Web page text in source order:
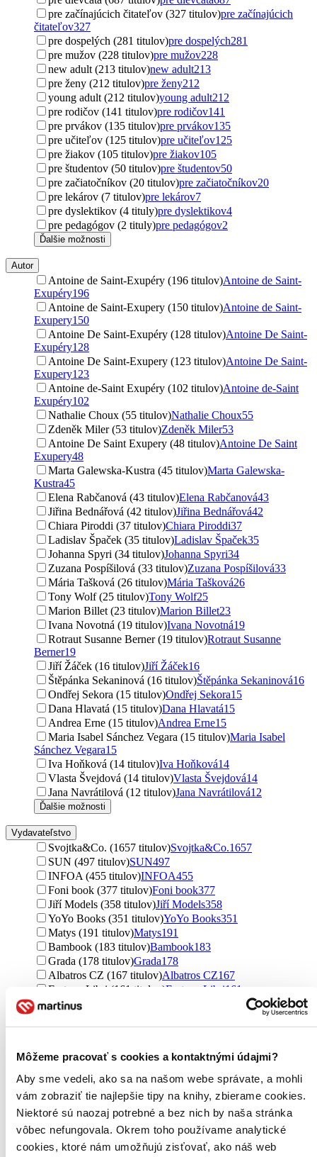
Môžeme pracovať s cookies a kontaktnými údajmi?
Aby sme vedeli, ako sa na našom webe správate, a mohli
vám zobraziť tie najlepšie tipy na knihy, zbierame cookies.
Niektoré sú naozaj potrebné a bez nich by naša stránka
vôbec nefungovala. Okrem toho používame analytické
cookies, ktoré nám umožňujú zisťovať, ako náš web
pre začínajúcich čitateľov (327 titulov)pre začínajúcich
čitateľov327
pre dospelých (281 titulov)pre dospelých281
pre mužov (228 titulov)pre mužov228
new adult (213 titulov)new adult213
pre ženy (212 titulov)pre ženy212
young adult (212 titulov)young adult212
pre rodičov (141 titulov)pre rodičov141
pre prvákov (135 titulov)pre prvákov135
pre učiteľov (125 titulov)pre učiteľov125
pre žiakov (105 titulov)pre žiakov105
pre študentov (50 titulov)pre študentov50
pre začiatočníkov (20 titulov)pre začiatočníkov20
pre lekárov (7 titulov)pre lekárov7
pre dyslektikov (4 tituly)pre dyslektikov4
pre pedagógov (2 tituly)pre pedagógov2
Ďalšie možnosti
Autor
Antoine de Saint-Exupéry (196 titulov)Antoine de Saint-
Exupéry196
Antoine de Saint-Exupery (150 titulov)Antoine de Saint-
Exupery150
Antoine De Saint-Exupéry (128 titulov)Antoine De Saint-
Exupéry128
Antoine De Saint-Exupery (123 titulov)Antoine De Saint-
Exupery123
Antoine de-Saint Exupéry (102 titulov)Antoine de-Saint
Exupéry102
Nathalie Choux (55 titulov)Nathalie Choux55
Zdeněk Miler (53 titulov)Zdeněk Miler53
Antoine De Saint Exupery (48 titulov)Antoine De Saint
Exupery48
Marta Galewska-Kustra (45 titulov)Marta Galewska-
Kustra45
Elena Rabčanová (43 titulov)Elena Rabčanová43
Jiřina Bednářová (42 titulov)Jiřina Bednářová42
Chiara Piroddi (37 titulov)Chiara Piroddi37
Ladislav Špaček (35 titulov)Ladislav Špaček35
Johanna Spyri (34 titulov)Johanna Spyri34
Zuzana Pospíšilová (33 titulov)Zuzana Pospíšilová33
Mária Tašková (26 titulov)Mária Tašková26
Tony Wolf (25 titulov)Tony Wolf25
Marion Billet (23 titulov)Marion Billet23
Ivana Novotná (19 titulov)Ivana Novotná19
Rotraut Susanne Berner (19 titulov)Rotraut Susanne
Berner19
Jiří Žáček (16 titulov)Jiří Žáček16
Štěpánka Sekaninová (16 titulov)Štěpánka Sekaninová16
Ondřej Sekora (15 titulov)Ondřej Sekora15
Dana Hlavatá (15 titulov)Dana Hlavatá15
Andrea Erne (15 titulov)Andrea Erne15
Maria Isabel Sánchez Vegara (15 titulov)Maria Isabel
Sánchez Vegara15
Iva Hoňková (14 titulov)Iva Hoňková14
Vlasta Švejdová (14 titulov)Vlasta Švejdová14
Jana Navrátilová (12 titulov)Jana Navrátilová12
Ďalšie možnosti
Vydavateľstvo
Svojtka&Co. (1657 titulov)Svojtka&Co.1657
SUN (497 titulov)SUN497
INFOA (455 titulov)INFOA455
Foni book (377 titulov)Foni book377
Jiří Models (358 titulov)Jiří Models358
YoYo Books (351 titulov)YoYo Books351
Matys (191 titulov)Matys191
Bambook (183 titulov)Bambook183
Grada (178 titulov)Grada178
Albatros CZ (167 titulov)Albatros CZ167
Fortuna Libri (161 titulov)Fortuna Libri161
Slovart (153 titulov)
Ella & Max (125 titulov)Ella & Max125
Nakladatelství Fragment (123 titulov) Nakladatelství
Edika (114 titulov)Edika114
Taktik (99 titulov)Taktik 99
Bookmedia (94 titulov) Bookmedia94
Stonožka (87 titulov)Stonožka87